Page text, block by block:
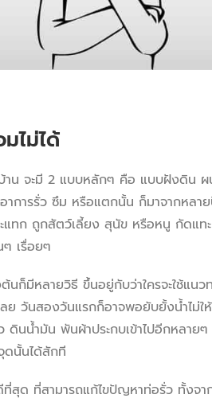
ไม่ได้
าน จะมี 2 แบบหลักๆ คือ แบบฝังดิน
การรั่ว ซึม หรือแตกนั้น ก็มาจากหลา
แทก ถูกสัตว์เลี้ยง สุนัข หรือหนู กัดแ
เรื่อยๆ
ก็มีหลายวิธี ขึ้นอยู่กับว่าใครจะใช้แนว
วันสองวันแรกก็อาจพอยับยั้งน้ำไม่ใ
ดินน้ำมัน พันผ้าประกบเข้าไปอีกหลา
จุดนั้นได้สักที
ที่สุด ที่สามารถแก้ไขปัญหาท่อรั่ว ทั้งจ